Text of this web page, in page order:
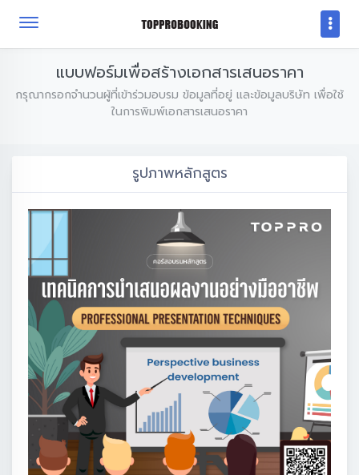
แบบฟอร์มเพื่อสร้างเอกสารเสนอราคา
กรุณากรอกจำนวนผู้ที่เข้าร่วมอบรม ข้อมูลที่อยู่ และข้อมูลบริษัท เพื่อใช้
ในการพิมพ์เอกสารเสนอราคา
รูปภาพหลักสูตร